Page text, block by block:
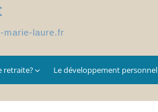
marie-laure.fr
retraite? Le développement personnel